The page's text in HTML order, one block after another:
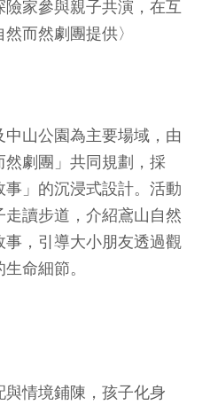
險家參與親子共演，在互
而然劇團提供〉
山公園為主要場域，由
然劇團」共同規劃，採
事」的沉浸式設計。活動
讀步道，介紹鳶山自然
，引導大小朋友透過觀
命細節。
情境鋪陳，孩子化身